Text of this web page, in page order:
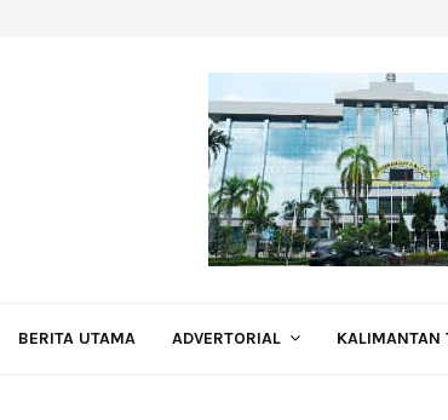
BERITA UTAMA ADVERTORIAL KALIMANTAN